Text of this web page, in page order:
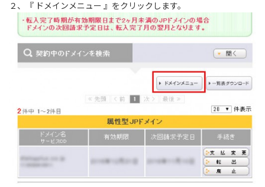
２、『 ドメインメニュー 』をクリックします。